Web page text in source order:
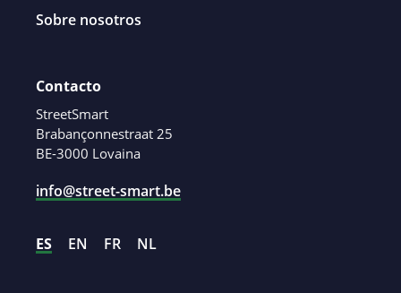
Sobre nosotros
Contacto
StreetSmart
Brabançonnestraat 25
BE-3000 Lovaina
info@street-smart.be
ES EN FR NL